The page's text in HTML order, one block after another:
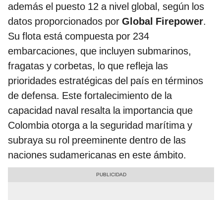
además el puesto 12 a nivel global, según los
datos proporcionados por Global Firepower.
Su flota está compuesta por 234
embarcaciones, que incluyen submarinos,
fragatas y corbetas, lo que refleja las
prioridades estratégicas del país en términos
de defensa. Este fortalecimiento de la
capacidad naval resalta la importancia que
Colombia otorga a la seguridad marítima y
subraya su rol preeminente dentro de las
naciones sudamericanas en este ámbito.